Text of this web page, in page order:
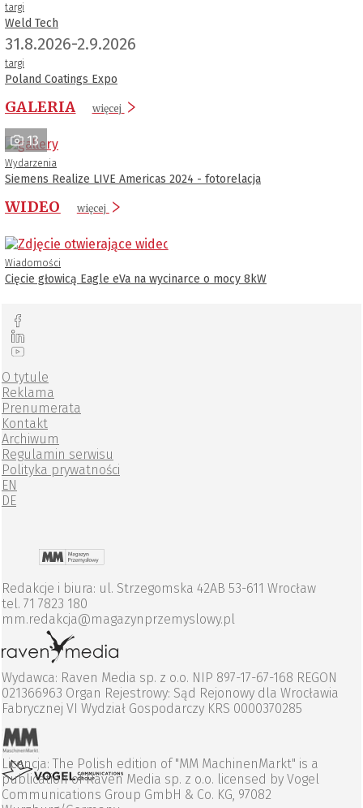
targi
Weld Tech
31.8.2026-2.9.2026
targi
Poland Coatings Expo
GALERIA więcej
13
Wydarzenia
Siemens Realize LIVE Americas 2024 - fotorelacja
WIDEO więcej
Wiadomości
Cięcie głowicą Eagle eVa na wycinarce o mocy 8kW
O tytule
Reklama
Prenumerata
Kontakt
Archiwum
Regulamin serwisu
Polityka prywatności
EN
DE
Redakcje i biura: ul. Strzegomska 42AB 53-611 Wrocław
tel. 71 7823 180
mm.redakcja@magazynprzemyslowy.pl
Wydawca: Raven Media sp. z o.o. NIP 897-17-67-168 REGON
021366963 Organ Rejestrowy: Sąd Rejonowy dla Wrocławia
Fabrycznej VI Wydział Gospodarczy KRS 0000370285
Licencja: The Polish edition of "MM MachinenMarkt" is a
publication of Raven Media sp. z o.o. licensed by Vogel
Communications Group GmbH & Co. KG, 97082